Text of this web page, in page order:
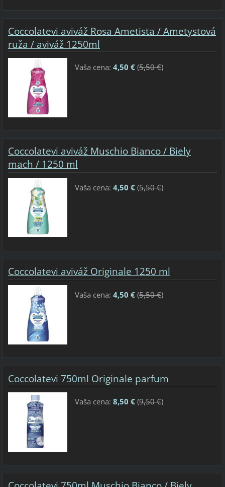
Coccolatevi aviváž Rosa Ametista / Ametystová
ruža / aviváž 1250ml
Vaša cena: 4,50 €(5,50 €)
Coccolatevi aviváž Muschio Bianco / Biely
mach / 1250 ml
Vaša cena: 4,50 €(5,50 €)
Coccolatevi aviváž Originale 1250 ml
Vaša cena: 4,50 €(5,50 €)
Coccolatevi 750ml Originale parfum
Vaša cena: 8,50 €(9,50 €)